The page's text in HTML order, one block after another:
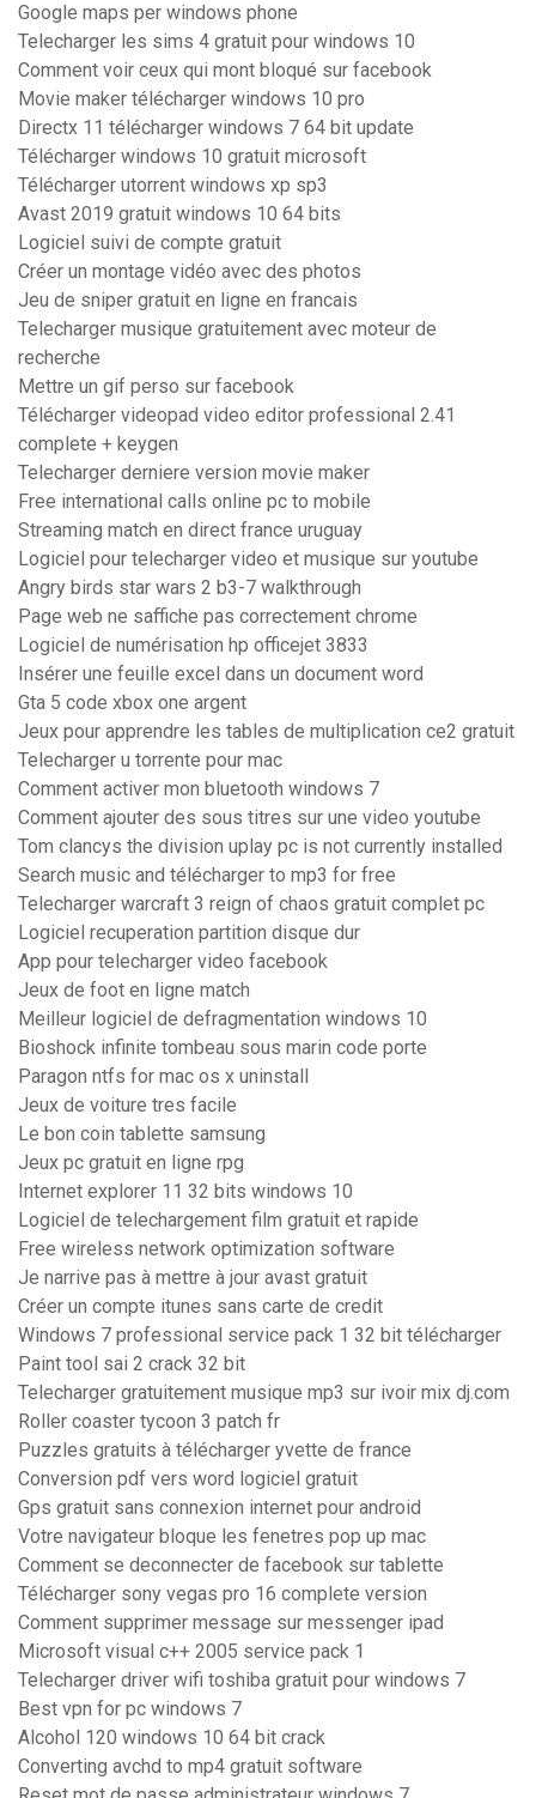
Google maps per windows phone
Telecharger les sims 4 gratuit pour windows 10
Comment voir ceux qui mont bloqué sur facebook
Movie maker télécharger windows 10 pro
Directx 11 télécharger windows 7 64 bit update
Télécharger windows 10 gratuit microsoft
Télécharger utorrent windows xp sp3
Avast 2019 gratuit windows 10 64 bits
Logiciel suivi de compte gratuit
Créer un montage vidéo avec des photos
Jeu de sniper gratuit en ligne en francais
Telecharger musique gratuitement avec moteur de
recherche
Mettre un gif perso sur facebook
Télécharger videopad video editor professional 2.41
complete + keygen
Telecharger derniere version movie maker
Free international calls online pc to mobile
Streaming match en direct france uruguay
Logiciel pour telecharger video et musique sur youtube
Angry birds star wars 2 b3-7 walkthrough
Page web ne saffiche pas correctement chrome
Logiciel de numérisation hp officejet 3833
Insérer une feuille excel dans un document word
Gta 5 code xbox one argent
Jeux pour apprendre les tables de multiplication ce2 gratuit
Telecharger u torrente pour mac
Comment activer mon bluetooth windows 7
Comment ajouter des sous titres sur une video youtube
Tom clancys the division uplay pc is not currently installed
Search music and télécharger to mp3 for free
Telecharger warcraft 3 reign of chaos gratuit complet pc
Logiciel recuperation partition disque dur
App pour telecharger video facebook
Jeux de foot en ligne match
Meilleur logiciel de defragmentation windows 10
Bioshock infinite tombeau sous marin code porte
Paragon ntfs for mac os x uninstall
Jeux de voiture tres facile
Le bon coin tablette samsung
Jeux pc gratuit en ligne rpg
Internet explorer 11 32 bits windows 10
Logiciel de telechargement film gratuit et rapide
Free wireless network optimization software
Je narrive pas à mettre à jour avast gratuit
Créer un compte itunes sans carte de credit
Windows 7 professional service pack 1 32 bit télécharger
Paint tool sai 2 crack 32 bit
Telecharger gratuitement musique mp3 sur ivoir mix dj.com
Roller coaster tycoon 3 patch fr
Puzzles gratuits à télécharger yvette de france
Conversion pdf vers word logiciel gratuit
Gps gratuit sans connexion internet pour android
Votre navigateur bloque les fenetres pop up mac
Comment se deconnecter de facebook sur tablette
Télécharger sony vegas pro 16 complete version
Comment supprimer message sur messenger ipad
Microsoft visual c++ 2005 service pack 1
Telecharger driver wifi toshiba gratuit pour windows 7
Best vpn for pc windows 7
Alcohol 120 windows 10 64 bit crack
Converting avchd to mp4 gratuit software